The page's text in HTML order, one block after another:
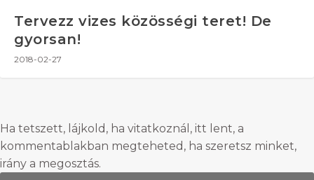
Tervezz vizes közösségi teret! De
gyorsan!
2018-02-27
Ha tetszett, lájkold, ha vitatkoznál, itt lent, a
kommentablakban megteheted, ha szeretsz minket,
irány a megosztás.